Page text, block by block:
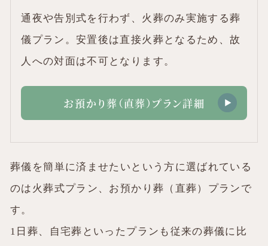
通夜や告別式を行わず、火葬のみ実施する葬
儀プラン。安置後は直接火葬となるため、故
人への対面は不可となります。
お預かり葬（直葬）プラン詳細
葬儀を簡単に済ませたいという方に選ばれている
のは火葬式プラン、お預かり葬（直葬）プランで
す。
1日葬、自宅葬といったプランも従来の葬儀に比